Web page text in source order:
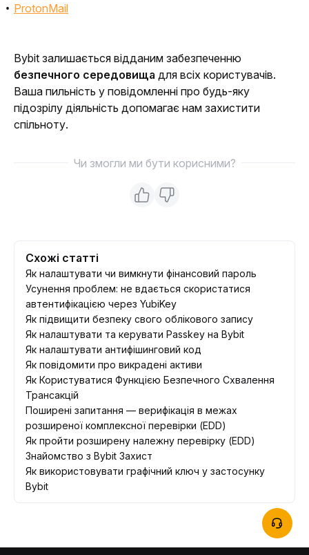
ProtonMail
безпечного середовища для всіх користувачів.
Ваша пильність у повідомленні про будь-яку
підозрілу діяльність допомагає нам захистити
спільноту.
Чи змогли ми бути корисними?
Схожі статті
Як налаштувати чи вимкнути фінансовий пароль
Усунення проблем: не вдається скористатися
автентифікацією через YubiKey
Як підвищити безпеку свого облікового запису
Як налаштувати та керувати Passkey на Bybit
Як налаштувати антифішинговий код
Як повідомити про викрадені активи
Як Користуватися Функцією Безпечного Схвалення
Трансакцій
Поширені запитання — верифікація в межах
розширеної комплексної перевірки (EDD)
Як пройти розширену належну перевірку (EDD)
Знайомство з Bybit Захист
Як використовувати графічний ключ у застосунку
Bybit